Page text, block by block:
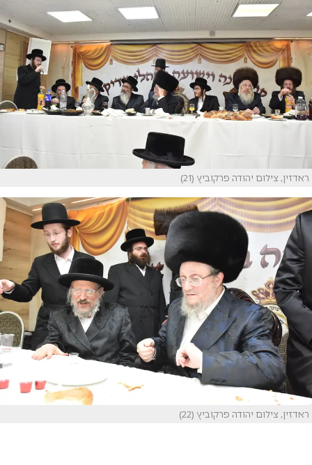
ראדזין, צילום יהודה פרקוביץ (21)
ראדזין, צילום יהודה פרקוביץ (22)